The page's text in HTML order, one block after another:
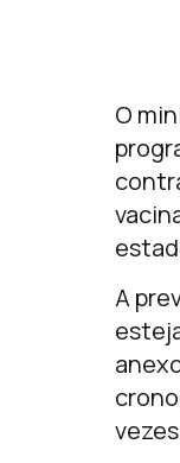
O
A